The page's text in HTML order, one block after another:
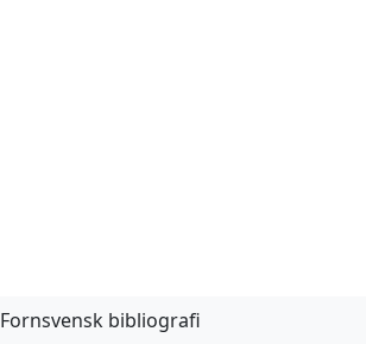
Fornsvensk bibliografi